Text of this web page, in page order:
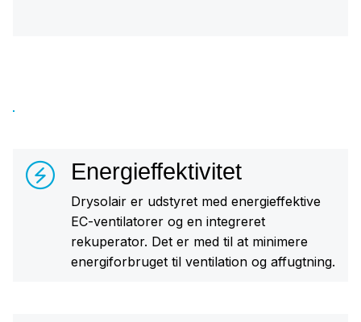
Energieffektivitet
Drysolair er udstyret med energieffektive
EC-ventilatorer og en integreret
rekuperator. Det er med til at minimere
energiforbruget til ventilation og affugtning.